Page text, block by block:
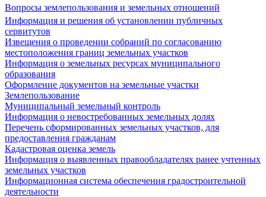
Вопросы землепользования и земельных отношений
Информация и решения об установлении публичных
сервитутов
Извещения о проведении собраний по согласованию
местоположения границ земельных участков
Информация о земельных ресурсах муниципального
образования
Оформление документов на земельные участки
Землепользование
Муниципальный земельный контроль
Информация о невостребованных земельных долях
Перечень сформированных земельных участков, для
предоставления гражданам
Кадастровая оценка земель
Информация о выявленных правообладателях ранее учтенных
земельных участков
Информационная система обеспечения градостроительной
деятельности